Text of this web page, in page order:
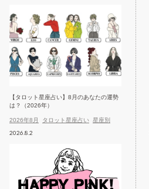
【タロット星座占い】8月のあなたの運勢
は？（2026年）
2026年8月 タロット星座占い 星座別
2026.8.2